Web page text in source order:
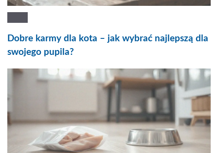
Dobre karmy dla kota – jak wybrać najlepszą dla
swojego pupila?